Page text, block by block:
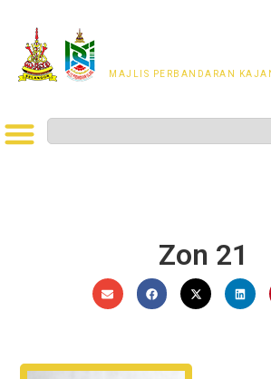
MAJLIS PERBANDARAN
Zon 21